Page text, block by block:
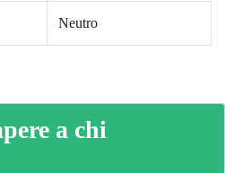
Neutro
a chi